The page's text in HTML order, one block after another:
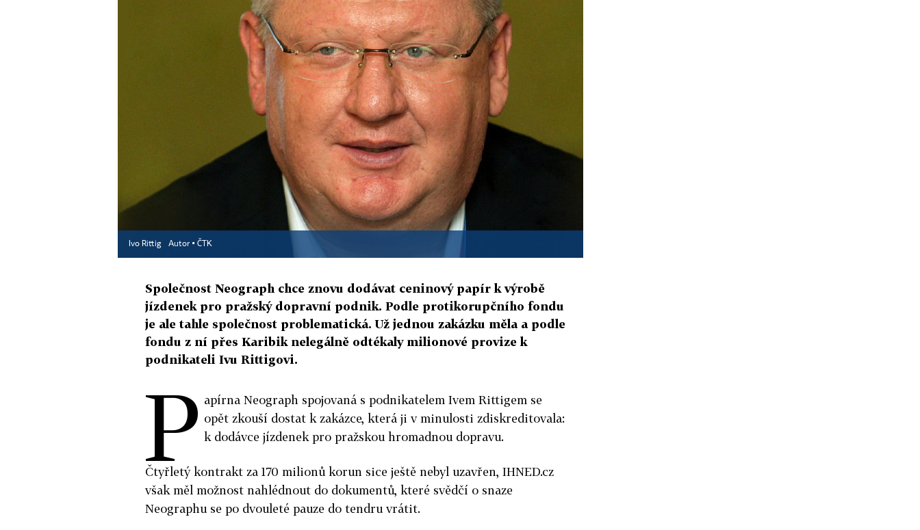
Ivo Rittig Autor ▪ ČTK
Společnost Neograph chce znovu dodávat ceninový papír k výrobě
jízdenek pro pražský dopravní podnik. Podle protikorupčního fondu
je ale tahle společnost problematická. Už jednou zakázku měla a podle
fondu z ní přes Karibik nelegálně odtékaly milionové provize k
podnikateli Ivu Rittigovi.
P apírna Neograph spojovaná s podnikatelem Ivem Rittigem se
opět zkouší dostat k zakázce, která ji v minulosti zdiskreditovala:
k dodávce jízdenek pro pražskou hromadnou dopravu.
Čtyřletý kontrakt za 170 milionů korun sice ještě nebyl uzavřen, IHNED.cz
však měl možnost nahlédnout do dokumentů, které svědčí o snaze
Neographu se po dvouleté pauze do tendru vrátit.